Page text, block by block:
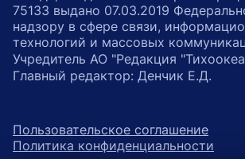
75133 выдано 07.03.2019
надзору в сфере связи,
технологий и массовых
Учредитель АО "Редакция
Главный редактор: Денчик Е.Д.
Пользовательское соглашение
Политика конфиденциальности